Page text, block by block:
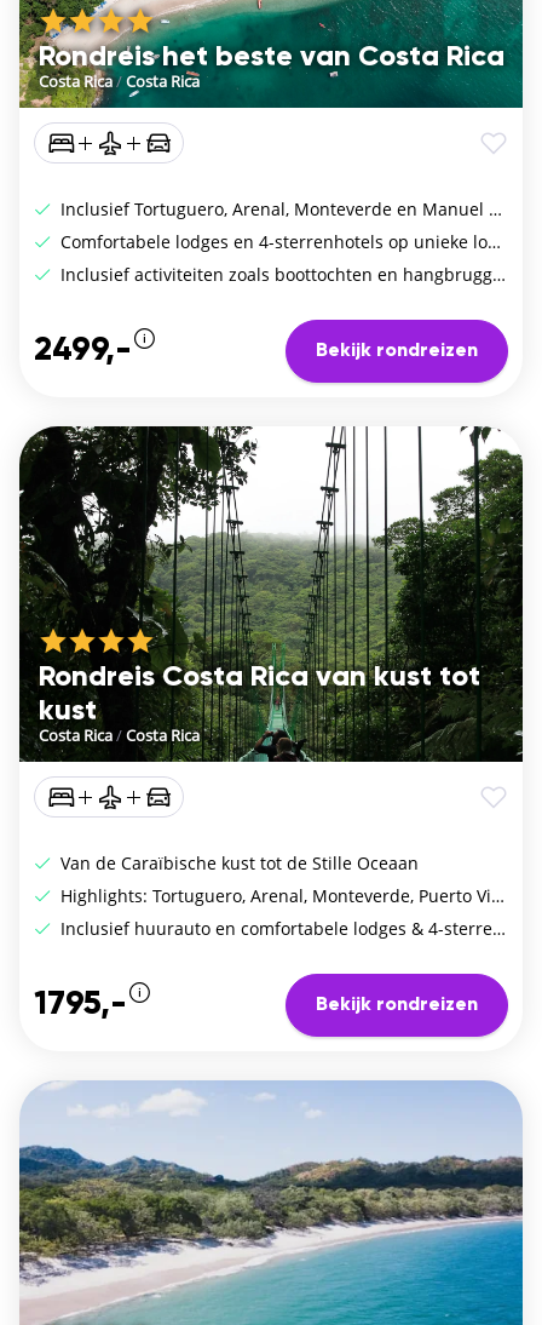
Rondreis het beste van Costa Rica
Costa Rica/Costa Rica
Inclusief Tortuguero, Arenal, Monteverde en Manuel Antonio
Comfortabele lodges en 4-sterrenhotels op unieke locaties
Inclusief activiteiten zoals boottochten en hangbruggen
2499,- Bekijk rondreizen
Rondreis Costa Rica van kust tot
kust
Costa Rica/Costa Rica
Van de Caraïbische kust tot de Stille Oceaan
Highlights: Tortuguero, Arenal, Monteverde, Puerto Viejo en Manuel Antonio
Inclusief huurauto en comfortabele lodges & 4-sterrenhotels
1795,- Bekijk rondreizen